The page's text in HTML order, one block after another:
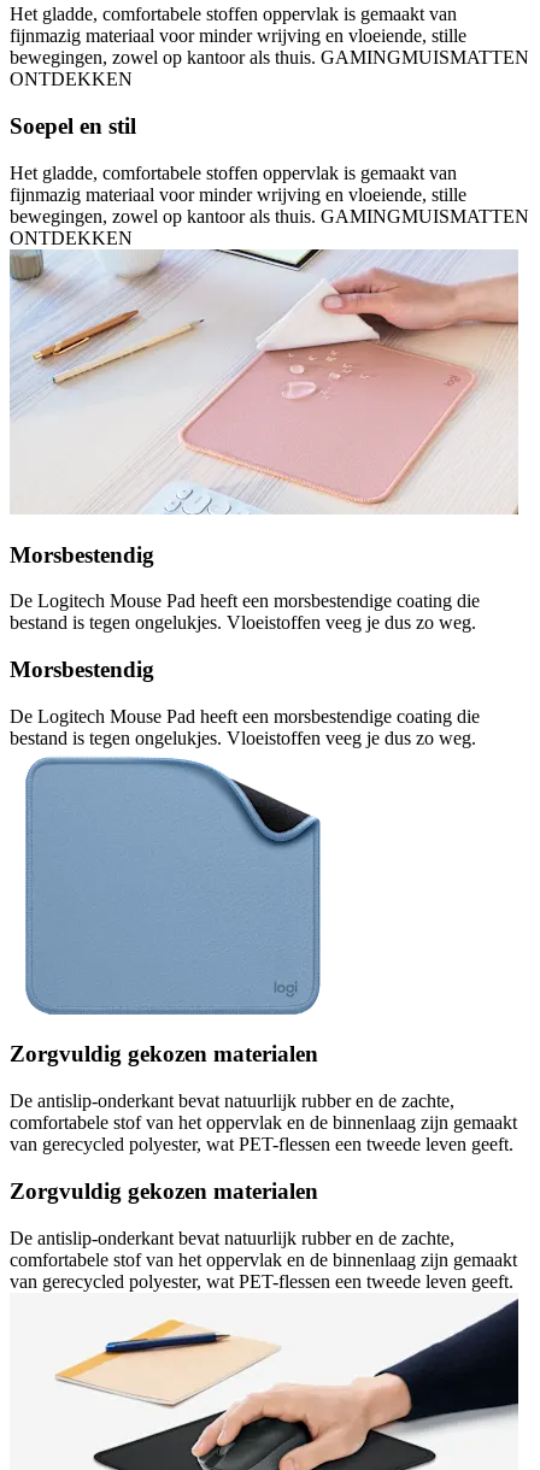
Het gladde, comfortabele stoffen oppervlak is gemaakt van
fijnmazig materiaal voor minder wrijving en vloeiende, stille
bewegingen, zowel op kantoor als thuis. GAMINGMUISMATTEN
ONTDEKKEN
Soepel en stil
Het gladde, comfortabele stoffen oppervlak is gemaakt van
fijnmazig materiaal voor minder wrijving en vloeiende, stille
bewegingen, zowel op kantoor als thuis. GAMINGMUISMATTEN
ONTDEKKEN
Morsbestendig
De Logitech Mouse Pad heeft een morsbestendige coating die
bestand is tegen ongelukjes. Vloeistoffen veeg je dus zo weg.
Morsbestendig
De Logitech Mouse Pad heeft een morsbestendige coating die
bestand is tegen ongelukjes. Vloeistoffen veeg je dus zo weg.
Zorgvuldig gekozen materialen
De antislip-onderkant bevat natuurlijk rubber en de zachte,
comfortabele stof van het oppervlak en de binnenlaag zijn gemaakt
van gerecycled polyester, wat PET-flessen een tweede leven geeft.
Zorgvuldig gekozen materialen
De antislip-onderkant bevat natuurlijk rubber en de zachte,
comfortabele stof van het oppervlak en de binnenlaag zijn gemaakt
van gerecycled polyester, wat PET-flessen een tweede leven geeft.